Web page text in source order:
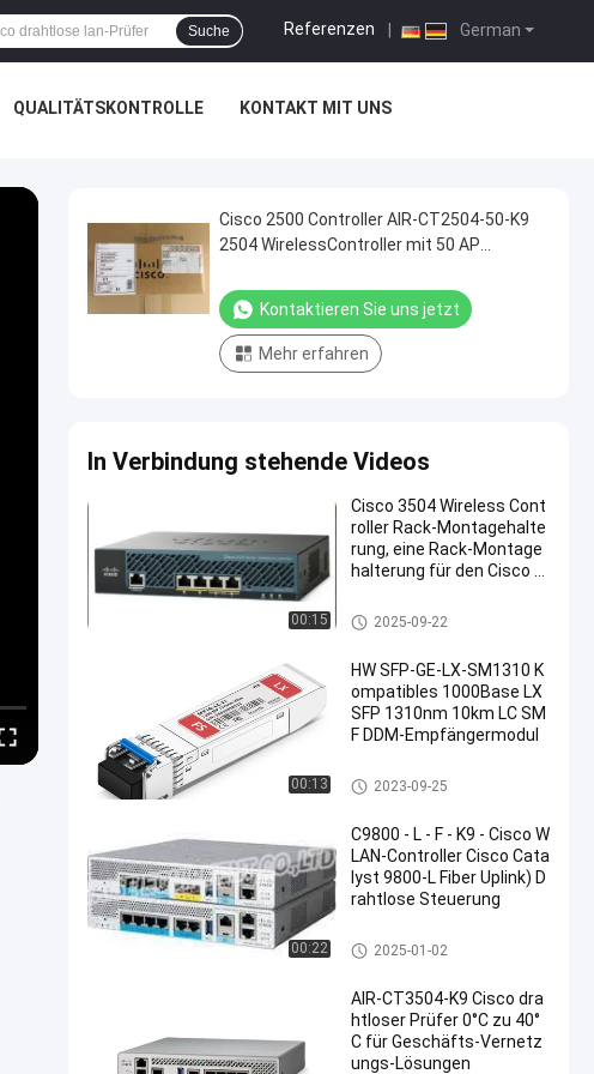
German
Referenzen
Suche
QUALITÄTSKONTROLLE KONTAKT MIT UNS
Cisco 2500 Controller AIR-CT2504-50-K9
2504 WirelessController mit 50 AP
Unternehmen und Zweigstellen
Kontaktieren Sie uns jetzt
Mehr erfahren
In Verbindung stehende Videos
00:15
Cisco 3504 Wireless Cont
roller Rack-Montagehalte
rung, eine Rack-Montage
halterung für den Cisco 3
Cisco-Radioapparat-Prüfer
2025-09-22
00:13
HW SFP-GE-LX-SM1310 K
ompatibles 1000Base LX
SFP 1310nm 10km LC SM
F DDM-Empfängermodul
Modul Huaweis SFP
2023-09-25
00:22
C9800 - L - F - K9 - Cisco W
LAN-Controller Cisco Cata
lyst 9800-L Fiber Uplink) D
rahtlose Steuerung
Cisco-Radioapparat-Prüfer
2025-01-02
AIR-CT3504-K9 Cisco dra
htloser Prüfer 0°C zu 40°
C für Geschäfts-Vernetz
ungs-Lösungen